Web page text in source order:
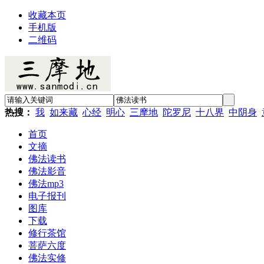
收藏本页
手机版
二维码
热搜： 我 如来藏 心经 明心 三摩地 陀罗尼 十八界 中阴身
首页
文摘
佛法读书
佛法影音
佛法mp3
电子报刊
图库
下载
修行茶馆
菩萨六度
佛法实修